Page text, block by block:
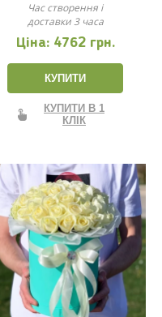
Час створення і
доставки 3 часа
Ціна: 4762 грн.
КУПИТИ
КУПИТИ В 1
КЛІК